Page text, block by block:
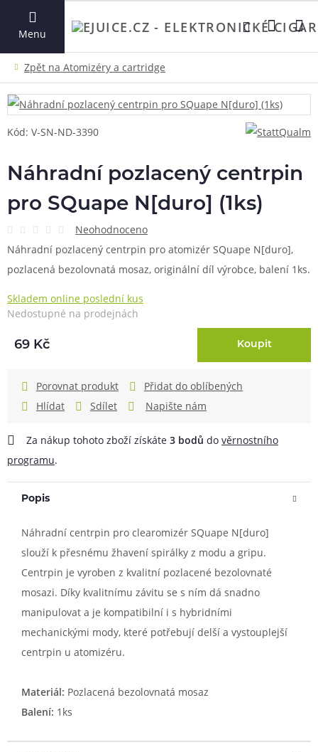
Menu
VYHLEDAT
Kód: V-SN-ND-3390
Náhradní pozlacený centrpin
pro SQuape N[duro] (1ks)
Neohodnoceno
Náhradní pozlacený centrpin pro atomizér SQuape N[duro],
pozlacená bezolovnatá mosaz, originální díl výrobce, balení 1ks.
Skladem online poslední kus
Nedostupné na prodejnách
69 Kč Koupit
Porovnat produkt
Přidat do oblíbených
Hlídat
Sdílet Napište nám
Za nákup tohoto zboží získáte 3 bodů do věrnostního
programu.
Popis
Náhradní centrpin pro clearomizér SQuape N[duro]
slouží k přesnému žhavení spirálky z modu a gripu.
Centrpin je vyroben z kvalitní pozlacené bezolovnaté
mosazi. Díky kvalitnímu závitu se s ním dá snadno
manipulovat a je kompatibilní i s hybridními
mechanickými mody, které potřebují delší a vystouplejší
centrpin u atomizéru.
Materiál: Pozlacená bezolovnatá mosaz
Balení: 1ks